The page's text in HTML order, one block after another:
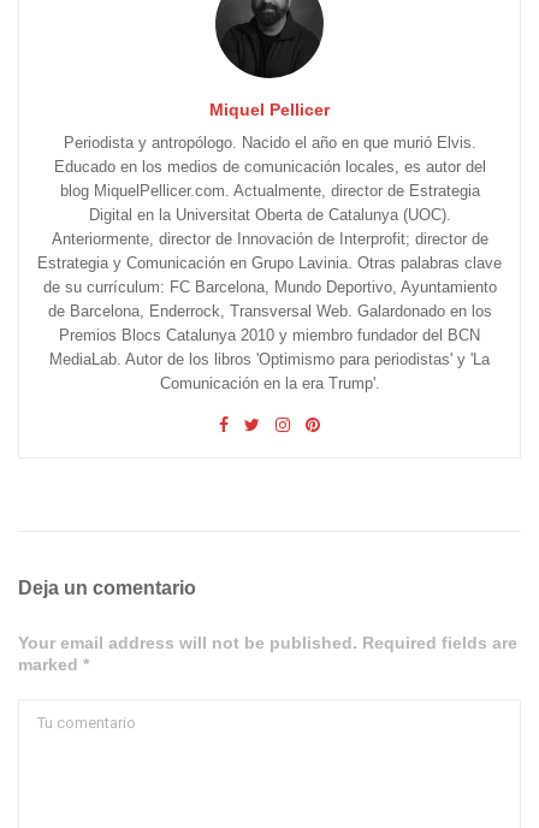
Miquel Pellicer
Periodista y antropólogo. Nacido el año en que murió Elvis.
Educado en los medios de comunicación locales, es autor del
blog MiquelPellicer.com. Actualmente, director de Estrategia
Digital en la Universitat Oberta de Catalunya (UOC).
Anteriormente, director de Innovación de Interprofit; director de
Estrategia y Comunicación en Grupo Lavinia. Otras palabras clave
de su currículum: FC Barcelona, Mundo Deportivo, Ayuntamiento
de Barcelona, Enderrock, Transversal Web. Galardonado en los
Premios Blocs Catalunya 2010 y miembro fundador del BCN
MediaLab. Autor de los libros 'Optimismo para periodistas' y 'La
Comunicación en la era Trump'.
Deja un comentario
Your email address will not be published. Required fields are
marked *